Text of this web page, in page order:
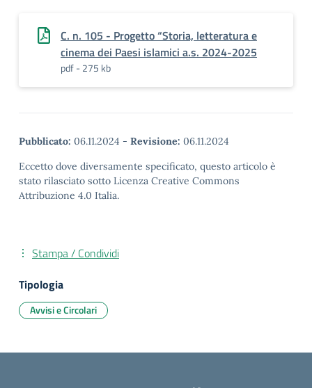
C. n. 105 - Progetto “Storia, letteratura e
cinema dei Paesi islamici a.s. 2024-2025
pdf - 275 kb
Pubblicato: 06.11.2024 - Revisione: 06.11.2024
Eccetto dove diversamente specificato, questo articolo è
stato rilasciato sotto Licenza Creative Commons
Attribuzione 4.0 Italia.
Stampa / Condividi
Tipologia
Avvisi e Circolari